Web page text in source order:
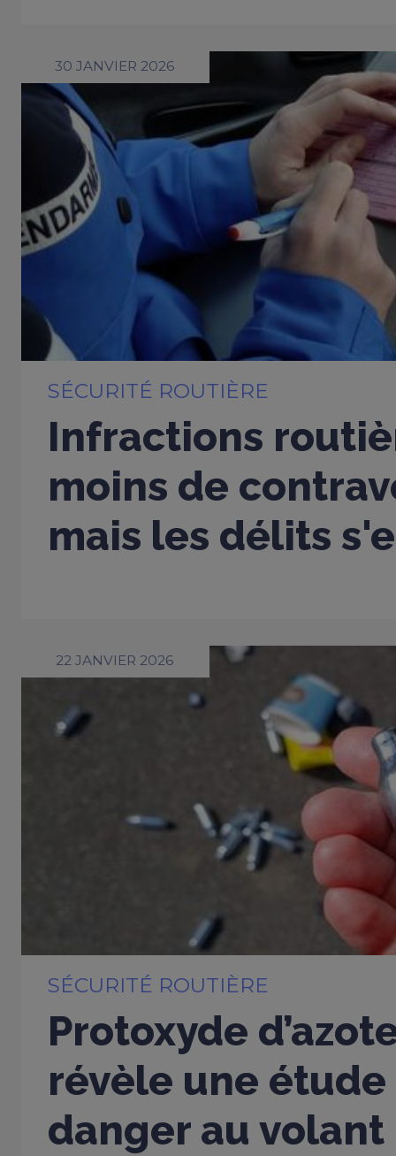
30 JANVIER 2026
SÉCURITÉ ROUTIÈRE
Infractions
moins de
mais les délits
22 JANVIER 2026
SÉCURITÉ ROUTIÈRE
Protoxyde
révèle une étude
danger au volant